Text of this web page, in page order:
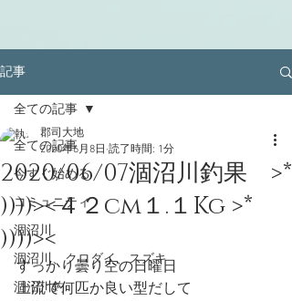
記事
全ての記事
今すぐ始める
コミュニティ
涸沼川
涸沼川、クロダイ、スズキ
涸沼川釣
全ての記事
2020/06/07涸沼川釣果 >*
))))><４２cm１.１Kg >*
))))><
郡司大地
2020年6月8日 読了時間: 1分
すっかり曇り空の日曜日
上流で何匹か良い型だして